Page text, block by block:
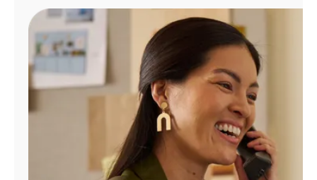
Administrar
cuenta
Encuentra
tienda